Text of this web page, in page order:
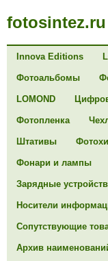
fotosintez.ru
Innova Editions
Фотоальбомы
LOMOND
Фотопленка
Штативы
Фонари и лампы
Зарядные
Носители
Сопутствующие
Архив